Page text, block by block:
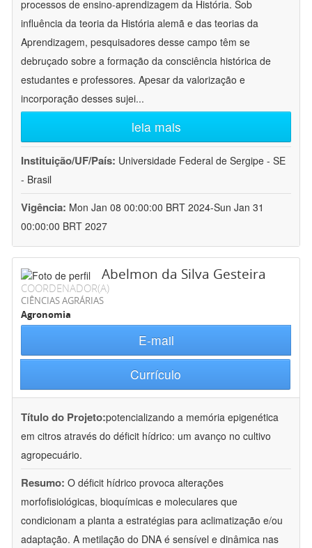
processos de ensino-aprendizagem da História. Sob
influência da teoria da História alemã e das teorias da
Aprendizagem, pesquisadores desse campo têm se
debruçado sobre a formação da consciência histórica de
estudantes e professores. Apesar da valorização e
incorporação desses sujei...
leia mais
Instituição/UF/País: Universidade Federal de Sergipe - SE
- Brasil
Vigência: Mon Jan 08 00:00:00 BRT 2024-Sun Jan 31
00:00:00 BRT 2027
Abelmon da Silva Gesteira
COORDENADOR(A)
CIÊNCIAS AGRÁRIAS
Agronomia
E-mail
Currículo
Título do Projeto:potencializando a memória epigenética
em citros através do déficit hídrico: um avanço no cultivo
agropecuário.
Resumo: O déficit hídrico provoca alterações
morfofisiológicas, bioquímicas e moleculares que
condicionam a planta a estratégias para aclimatização e/ou
adaptação. A metilação do DNA é sensível e dinâmica nas